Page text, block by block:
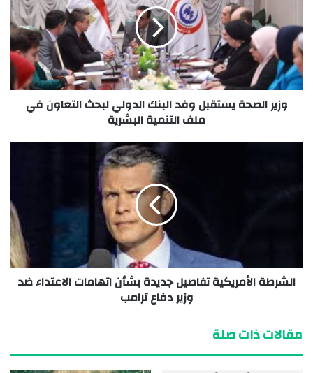
وزير الصحة يستقبل وفد البنك الدولي لبحث التعاون في
ملف التنمية البشرية
الشرطة الأمريكية تفاصيل جديدة بشأن اتهامات الاعتداء ضد
وزير دفاع ترامب
مقالات ذات صلة